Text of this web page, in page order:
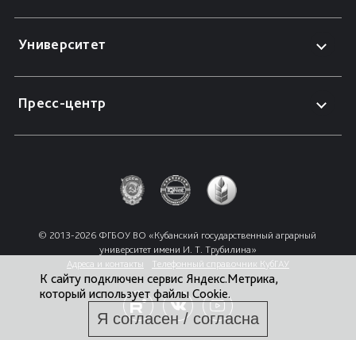
Университет
Пресс-центр
© 2013-2026 ФГБОУ ВО «Кубанский государственный аграрный
университет имени И. Т. Трубилина»
Адреса и контакты
Телефонный справочник КубГАУ
К сайту подключен сервис Яндекс.Метрика,
который использует файлы Cookie.
Я согласен / согласна